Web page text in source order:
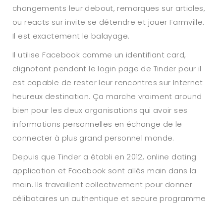
changements leur debout, remarques sur articles,
ou reacts sur invite se détendre et jouer Farmville.
Il est exactement le balayage.
Il utilise Facebook comme un identifiant card,
clignotant pendant le login page de Tinder pour il
est capable de rester leur rencontres sur Internet
heureux destination. Ça marche vraiment around
bien pour les deux organisations qui avoir ses
informations personnelles en échange de le
connecter à plus grand personnel monde.
Depuis que Tinder a établi en 2012, online dating
application et Facebook sont allés main dans la
main. Ils travaillent collectivement pour donner
célibataires un authentique et secure programme